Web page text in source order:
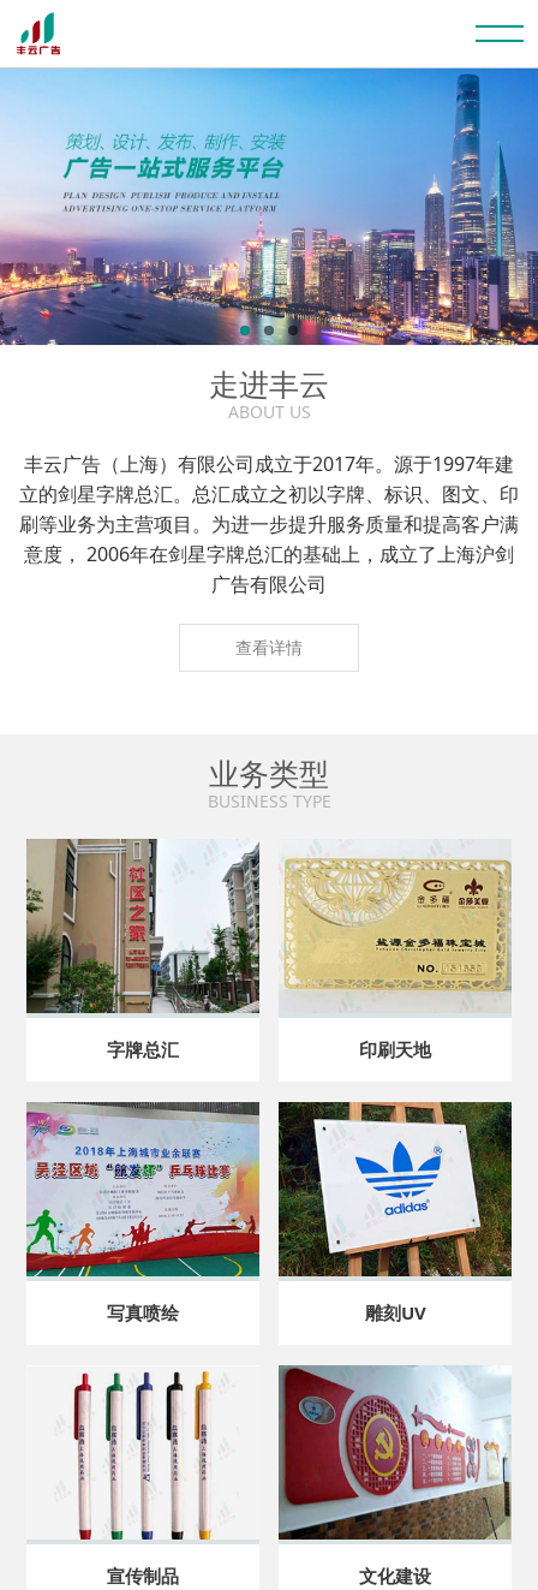
走进丰云
ABOUT US
丰云广告（上海）有限公司成立于2017年。源于1997年建
立的剑星字牌总汇。总汇成立之初以字牌、标识、图文、印
刷等业务为主营项目。为进一步提升服务质量和提高客户满
意度， 2006年在剑星字牌总汇的基础上，成立了上海沪剑
广告有限公司
查看详情
业务类型
BUSINESS TYPE
字牌总汇 印刷天地
写真喷绘 雕刻UV
宣传制品 文化建设